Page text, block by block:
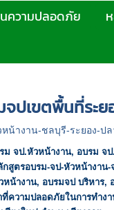
ความปลอดภัย
จปเขตพื้นที่ระ
น้างาน-ชลบุรี-ระยอง-ป
ม จป.หัวหน้างาน, อบรม จ
กสูตรอบรม-จป-หัวหน้างาน-
หน้างาน, อบรมจป บริหาร,
ที่ความปลอดภัยในการทำง